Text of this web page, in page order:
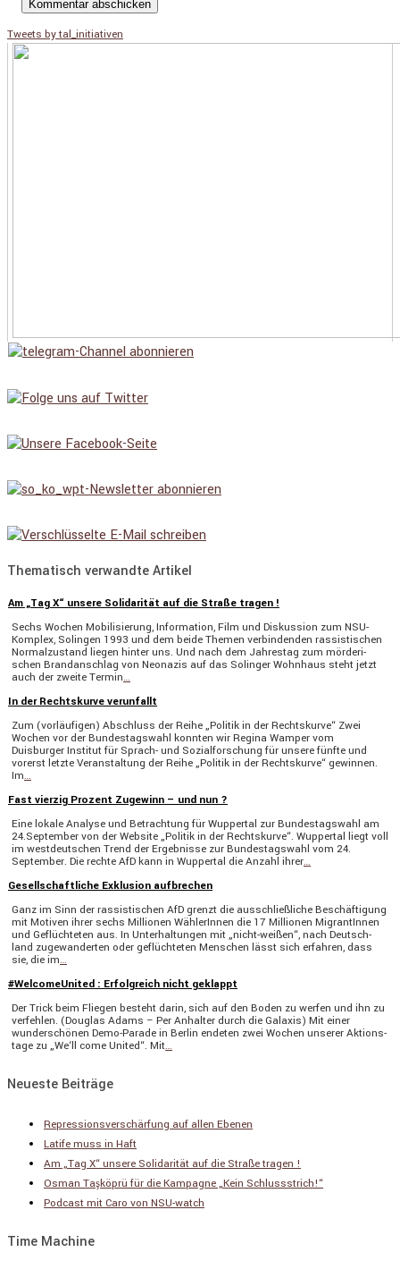
Tweets by tal_initiativen
Thematisch verwandte Artikel
Am „Tag X“ unsere Solidarität auf die Straße tragen !
Sechs Wochen Mobili­sie­rung, Infor­ma­tion, Film und Diskus­sion zum NSU-
Komplex, Solingen 1993 und dem beide Themen verbin­denden rassis­ti­schen
Normal­zu­stand liegen hinter uns. Und nach dem Jahrestag zum mörde­ri­
schen Brand­an­schlag von Neonazis auf das Solinger Wohnhaus steht jetzt
auch der zweite Termin…
In der Rechtskurve verunfallt
Zum (vorläu­figen) Abschluss der Reihe „Politik in der Rechts­kurve“ Zwei
Wochen vor der Bundes­tags­wahl konnten wir Regina Wamper vom
Duisburger Institut für Sprach- und Sozial­for­schung für unsere fünfte und
vorerst letzte Veran­stal­tung der Reihe „Politik in der Rechts­kurve“ gewinnen.
Im…
Fast vierzig Prozent Zugewinn – und nun ?
Eine lokale Analyse und Betrach­tung für Wuppertal zur Bundes­tags­wahl am
24.September von der Website „Politik in der Rechts­kurve“. Wuppertal liegt voll
im westdeut­schen Trend der Ergeb­nisse zur Bundes­tags­wahl vom 24.
September. Die rechte AfD kann in Wuppertal die Anzahl ihrer…
Gesellschaftliche Exklusion aufbrechen
Ganz im Sinn der rassis­ti­schen AfD grenzt die ausschließ­liche Beschäf­ti­gung
mit Motiven ihrer sechs Millionen Wähle­rInnen die 17 Millionen Migran­tInnen
und Geflüch­teten aus. In Unter­hal­tungen mit „nicht-weißen“, nach Deutsch­
land zugewan­derten oder geflüch­teten Menschen lässt sich erfahren, dass
sie, die im…
#WelcomeUnited : Erfolgreich nicht geklappt
Der Trick beim Fliegen besteht darin, sich auf den Boden zu werfen und ihn zu
verfehlen. (Douglas Adams – Per Anhalter durch die Galaxis) Mit einer
wunder­schönen Demo-Parade in Berlin endeten zwei Wochen unserer Aktions­
tage zu „We‘ll come United“. Mit…
Neueste Beiträge
Repressionsverschärfung auf allen Ebenen
Latife muss in Haft
Am „Tag X“ unsere Solidarität auf die Straße tragen !
Osman Taşköprü für die Kampagne „Kein Schlussstrich!“
Podcast mit Caro von NSU-watch
Time Machine